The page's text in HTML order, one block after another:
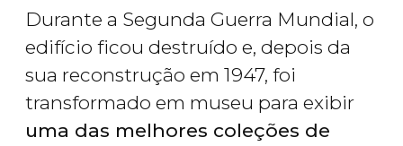
Durante a Segunda Guerra Mundial, o
edifício ficou destruído e, depois da
sua reconstrução em 1947, foi
transformado em museu para exibir
uma das melhores coleções de